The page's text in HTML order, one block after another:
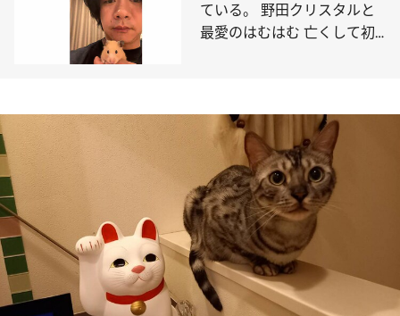
ている。 野田クリスタルと
最愛のはむはむ 亡くして初